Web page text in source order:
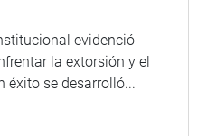
evidenció
la extorsión y el
éxito se desarrolló...